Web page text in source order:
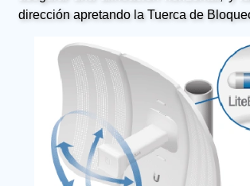
dirección apretando la Tuerca de